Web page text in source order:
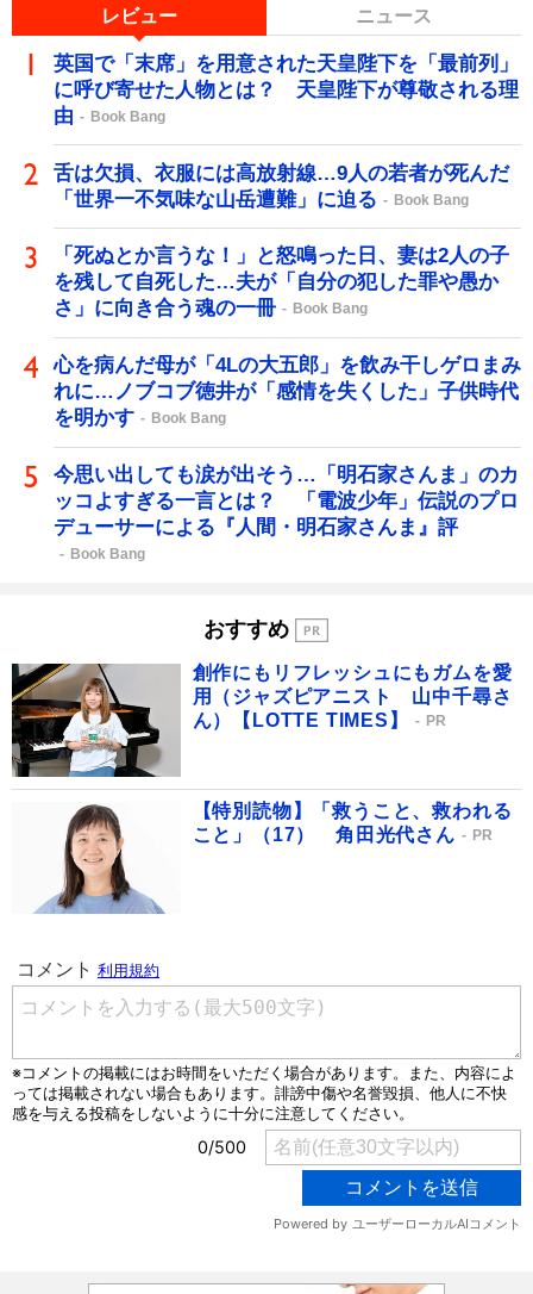
レビュー ニュース
英国で「末席」を用意された天皇陛下を「最前列」
に呼び寄せた人物とは？ 天皇陛下が尊敬される理
由
Book Bang
舌は欠損、衣服には高放射線…9人の若者が死んだ
「世界一不気味な山岳遭難」に迫る
Book Bang
「死ぬとか言うな！」と怒鳴った日、妻は2人の子
を残して自死した…夫が「自分の犯した罪や愚か
さ」に向き合う魂の一冊
Book Bang
心を病んだ母が「4Lの大五郎」を飲み干しゲロまみ
れに…ノブコブ徳井が「感情を失くした」子供時代
を明かす
Book Bang
今思い出しても涙が出そう…「明石家さんま」のカ
ッコよすぎる一言とは？ 「電波少年」伝説のプロ
デューサーによる『人間・明石家さんま』評
Book Bang
おすすめ
創作にもリフレッシュにもガムを愛
用（ジャズピアニスト 山中千尋さ
ん）【LOTTE TIMES】
PR
【特別読物】「救うこと、救われる
こと」（17） 角田光代さん
PR